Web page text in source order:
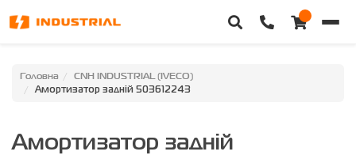
Головна
Категорії
Головна CNH INDUSTRIAL (IVECO)
Амортизатор задній 503612243
Амортизатор задній